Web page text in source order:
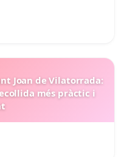
Joan de Vilatorrada:
més pràctic i